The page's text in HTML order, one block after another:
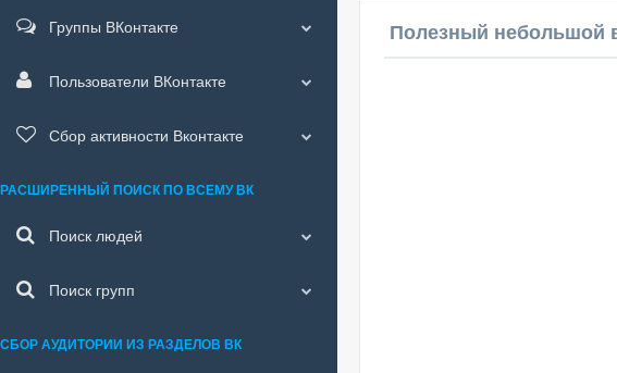
Полезный небольшой
Группы ВКонтакте
Пользователи ВКонтакте
Сбор активности Вконтакте
РАСШИРЕННЫЙ ПОИСК ПО ВСЕМУ ВК
Поиск людей
Поиск групп
СБОР АУДИТОРИИ ИЗ РАЗДЕЛОВ ВК